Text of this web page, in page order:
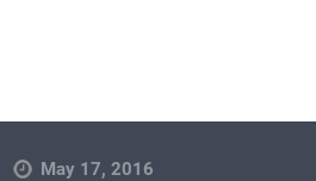
May 17, 2016